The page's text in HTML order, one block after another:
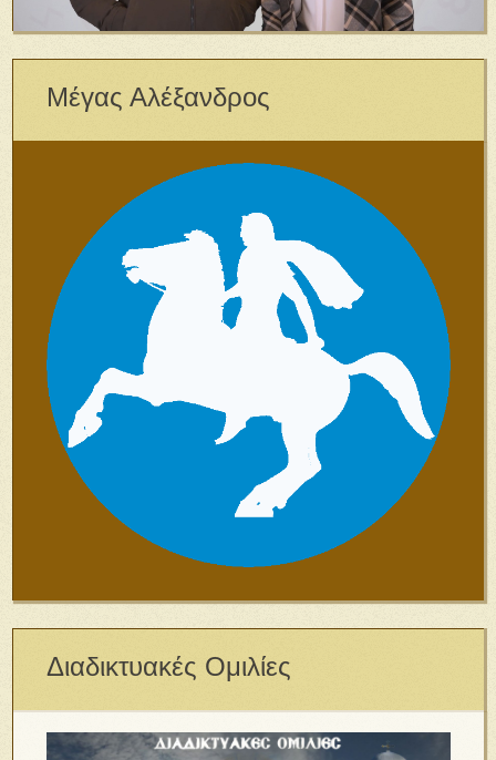
Μέγας Αλέξανδρος
Διαδικτυακές Ομιλίες